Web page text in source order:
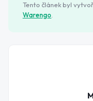
Tento článek byl
Warengo